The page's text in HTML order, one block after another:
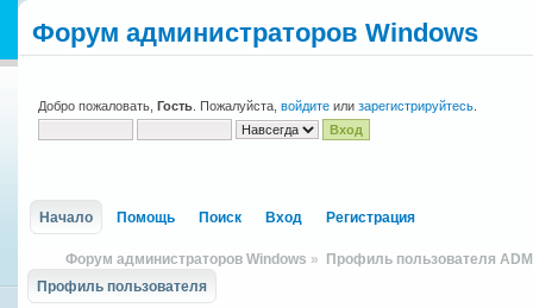
Форум администраторов Windows
Добро пожаловать, Гость . Пожалуйста, войдите или зарегистрируйтесь
Начало Помощь Поиск Вход Регистрация
Форум администраторов Windows »
Профиль пользователя
Профиль пользователя